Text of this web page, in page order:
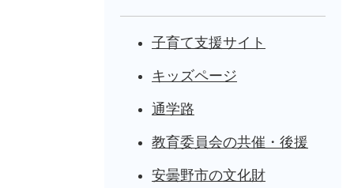
子育て支援サイト
キッズページ
通学路
教育委員会の共催・後援
安曇野市の文化財